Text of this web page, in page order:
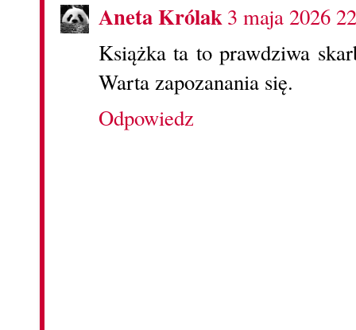
Aneta Królak3 maja 2026
Książka ta to prawdziwa
Warta zapozanania się.
Odpowiedz